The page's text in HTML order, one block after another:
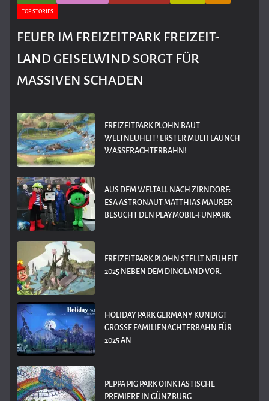
TOP STORIES
FEUER IM FREIZEITPARK FREIZEIT-
LAND GEISELWIND SORGT FÜR
MASSIVEN SCHADEN
FREIZEITPARK PLOHN BAUT
WELTNEUHEIT! ERSTER MULTI LAUNCH
WASSERACHTERBAHN!
AUS DEM WELTALL NACH ZIRNDORF:
ESA-ASTRONAUT MATTHIAS MAURER
BESUCHT DEN PLAYMOBIL-FUNPARK
FREIZEITPARK PLOHN STELLT NEUHEIT
2025 NEBEN DEM DINOLAND VOR.
HOLIDAY PARK GERMANY KÜNDIGT
GROSSE FAMILIENACHTERBAHN FÜR 2
025 AN
PEPPA PIG PARK OINKTASTISCHE
PREMIERE IN GÜNZBURG